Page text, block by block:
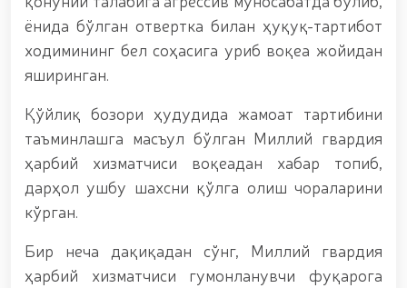
доирасида муддатди ҳарбий хизматчиларга
сертификатлар топширилди. // Миллий гвардия
қўмондони, генерал-полковник B.Tashmatov
пойтахтимиздаги манзилли ишлари давомида
ўтказди. // Фарғона вилоятида жиноят содир
этишга мойил шахслар яшаш манзилларида тезкор
тадбирлар ўтказилди. // “8 март – Халқаро хотин
қизлар куни” муносабати билан Миллий гвардия
тизимида фаолият юритиб келаётган аёллар учун
тантанали байрам тадбири ташкил этилди //
Молиявий шаффофлик ва коррупциядан холи
муҳитни таъминлаш бўйича ўқув йиғини ўтказилди
// Аждодлар мероси – миллий ғурур ва
ватанпарварлик манбаи // Генерал-полковник
ёнида бўлган отвертка билан ҳуқуқ-тартибот
ходимининг бел соҳасига уриб воқеа жойидан
яширинган.
Қўйлиқ бозори ҳудудида жамоат тартибини
таъминлашга масъул бўлган Миллий гвардия
ҳарбий хизматчиси воқеадан хабар топиб,
дарҳол ушбу шахсни қўлга олиш чораларини
кўрган.
Бир неча дақиқадан сўнг, Миллий гвардия
ҳарбий хизматчиси гумонланувчи фуқарога